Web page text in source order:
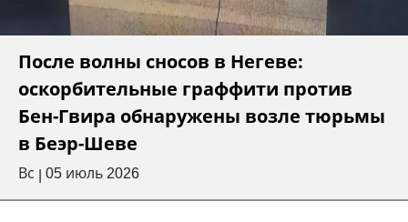
После волны сносов в Негеве:
оскорбительные граффити против
Бен-Гвира обнаружены возле тюрьмы
в Беэр-Шеве
Вс 05 июль 2026